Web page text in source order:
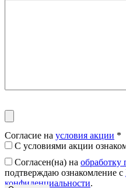
Согласие на условия акции *
С условиями акции
Согласен(на) на обработку
подтверждаю ознакомление с
конфиденциальности.